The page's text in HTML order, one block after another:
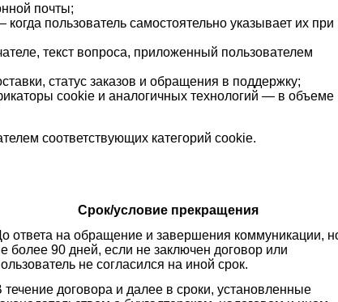
почты;
пользователь самостоятельно указывает их при
текст вопроса, приложенный пользователем
статус заказов и обращения в поддержку;
cookie и аналогичных технологий — в объеме
соответствующих категорий cookie.
Срок/условие прекращения
ответа на обращение и завершения коммуникации,
более 90 дней, если не заключен договор или
не согласился на иной срок.
течение договора и далее в сроки, установленные